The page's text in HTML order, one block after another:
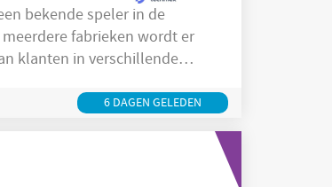
klanten in verschillende
efficiency en6 DAGEN GELEDEN